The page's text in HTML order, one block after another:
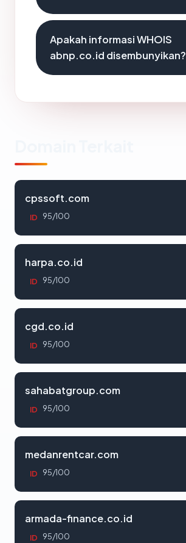
Apakah informasi WHOIS
abnp.co.id disembunyikan?
cpssoft.com
ID 95/100
harpa.co.id
ID 95/100
cgd.co.id
ID 95/100
sahabatgroup.com
ID 95/100
medanrentcar.com
ID 95/100
armada-finance.co.id
ID 95/100